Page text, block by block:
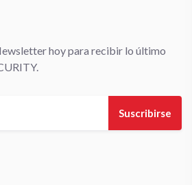
hoy para recibir lo último
Suscribirse